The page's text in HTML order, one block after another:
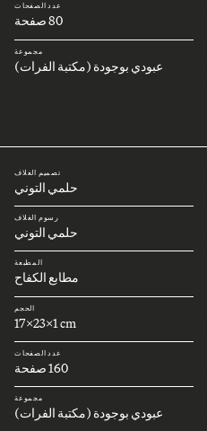
عدد الصفحات
80 صفحة
مجموعة
عبودي بوجودة (مكتبة الفرات)
تصميم الغلاف
حلمي التوني
رسوم الغلاف
حلمي التوني
المطبعة
مطابع الكفاح
الحجم
17x23x1 cm
عدد الصفحات
160 صفحة
مجموعة
عبودي بوجودة (مكتبة الفرات)